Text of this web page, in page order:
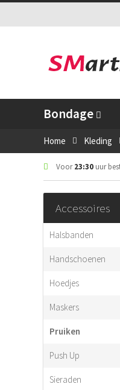
Bondage
Home Kleding
Voor23:30 uur
Accessoires
Halsbanden
Handschoenen
Hoedjes
Maskers
Pruiken
Push Up
Sieraden